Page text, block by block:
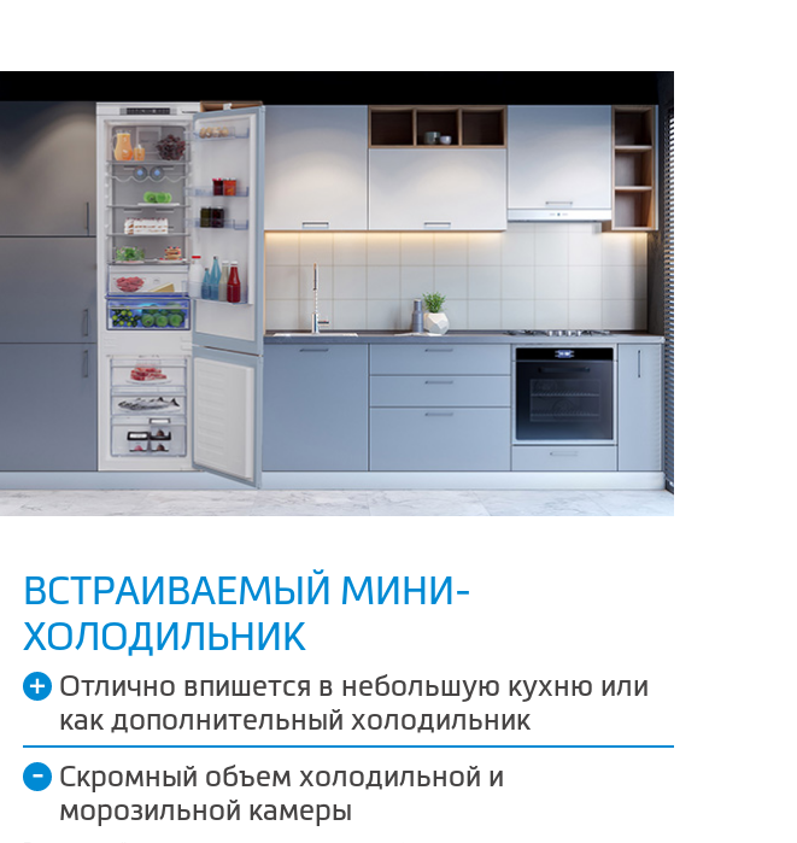
ВСТРАИВАЕМЫЙ МИНИ-
ХОЛОДИЛЬНИК
Отлично впишется в небольшую кухню или
как дополнительный холодильник
Скромный объем холодильной и
морозильной камеры